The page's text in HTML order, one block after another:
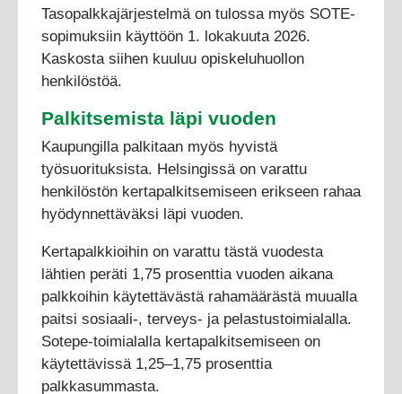
Tasopalkkajärjestelmä on tulossa myös SOTE-
sopimuksiin käyttöön 1. lokakuuta 2026.
Kaskosta siihen kuuluu opiskeluhuollon
henkilöstöä.
Palkitsemista läpi vuoden
Kaupungilla palkitaan myös hyvistä
työsuorituksista. Helsingissä on varattu
henkilöstön kertapalkitsemiseen erikseen rahaa
hyödynnettäväksi läpi vuoden.
Kertapalkkioihin on varattu tästä vuodesta
lähtien peräti 1,75 prosenttia vuoden aikana
palkkoihin käytettävästä rahamäärästä muualla
paitsi sosiaali-, terveys- ja pelastustoimialalla.
Sotepe-toimialalla kertapalkitsemiseen on
käytettävissä 1,25–1,75 prosenttia
palkkasummasta.